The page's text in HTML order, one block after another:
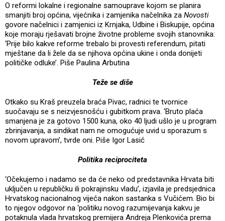
O reformi lokalne i regionalne samouprave kojom se planira
smanjiti broj općina, vijećnika i zamjenika načelnika za Novosti
govore načelnici i zamjenici iz Krnjaka, Udbine i Biskupije, općina
koje moraju rješavati brojne životne probleme svojih stanovnika:
‘Prije bilo kakve reforme trebalo bi provesti referendum, pitati
mještane da li žele da se njihova općina ukine i onda donijeti
političke odluke’. Piše Paulina Arbutina
Teže se diše
Otkako su Kraš preuzela braća Pivac, radnici te tvornice
suočavaju se s neizvjesnošću i gubitkom prava. ‘Bruto plaća
smanjena je za gotovo 1500 kuna, oko 40 ljudi ušlo je u program
zbrinjavanja, a sindikat nam ne omogućuje uvid u sporazum s
novom upravom’, tvrde oni. Piše Igor Lasić
Politika reciprociteta
‘Očekujemo i nadamo se da će neko od predstavnika Hrvata biti
uključen u republičku ili pokrajinsku vladu’, izjavila je predsjednica
Hrvatskog nacionalnog vijeća nakon sastanka s Vučićem. Bio bi
to njegov odgovor na ‘politiku novog razumijevanja kakvu je
potaknula vlada hrvatskog premijera Andreja Plenkovića prema